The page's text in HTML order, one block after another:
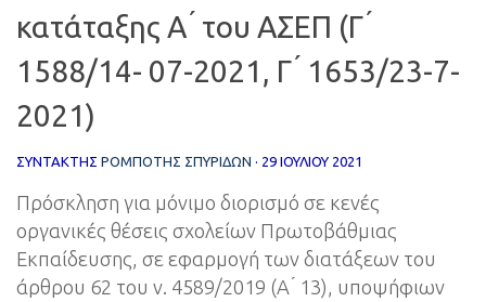
κατάταξης Α ́ του ΑΣΕΠ (Γ ́
1588/14- 07-2021, Γ ́ 1653/23-7-
2021)
ΣΥΝΤΆΚΤΗΣ ΡΟΜΠΟΤΉΣ ΣΠΥΡΊΔΩΝ · 29 ΙΟΥΛΊΟΥ 2021
Πρόσκληση για μόνιμο διορισμό σε κενές
οργανικές θέσεις σχολείων Πρωτοβάθμιας
Εκπαίδευσης, σε εφαρμογή των διατάξεων του
άρθρου 62 του ν. 4589/2019 (Α ́ 13), υποψήφιων